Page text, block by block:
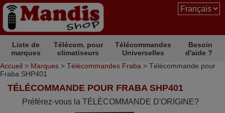
Liste de
marques
Télécom. pour
climatiseurs
Télécommandes
Universelles
Besoin
d'aide ?
Accueil > Marques > Télécommandes Fraba > Télécommande pour
Fraba SHP401
TÉLÉCOMMANDE POUR FRABA SHP401
Préférez-vous la TÉLÉCOMMANDE D'ORIGINE?